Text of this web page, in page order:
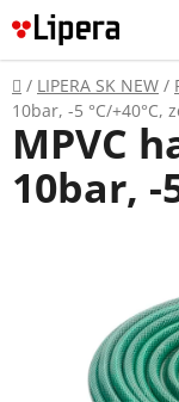
Prejsť
na
obsah
Domov
/ LIPERA SK NEW /
10bar, -5 °C/+40°C,
MPVC
10bar, -